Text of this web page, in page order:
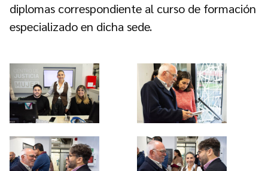
diplomas correspondiente al curso de formación
especializado en dicha sede.